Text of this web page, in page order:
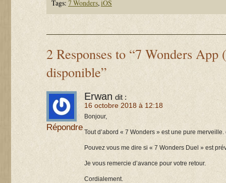
Tags: 7 Wonders,iOS
2 Responses to “7 Wonders
disponible”
Erwan dit :
16 octobre 2018 à 12:18
Bonjour,
Tout d’abord « 7 Wonders » est une pure
Pouvez vous me dire si « 7 Wonders Duel » est
Je vous remercie d’avance pour votre retour.
Cordialement.
Répondre